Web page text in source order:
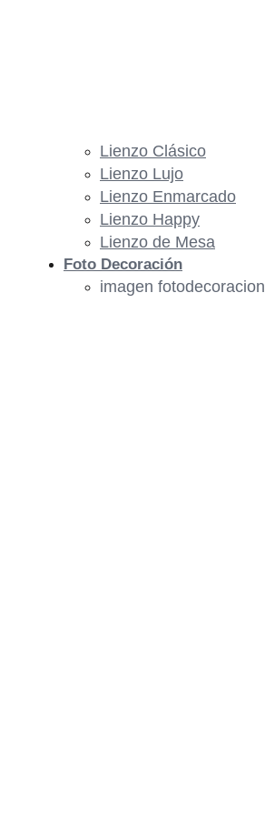
Lienzo Clásico
Lienzo Lujo
Lienzo Enmarcado
Lienzo Happy
Lienzo de Mesa
Foto Decoración
imagen fotodecoracion